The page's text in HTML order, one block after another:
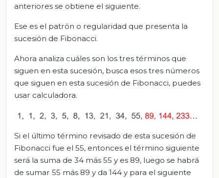
anteriores se obtiene el siguiente.
Ese es el patrón o regularidad que presenta la
sucesión de Fibonacci.
Ahora analiza cuáles son los tres términos que
siguen en esta sucesión, busca esos tres números
que siguen en esta sucesión de Fibonacci, puedes
usar calculadora.
Si el último término revisado de esta sucesión de
Fibonacci fue el 55, entonces el término siguiente
será la suma de 34 más 55 y es 89, luego se habrá
de sumar 55 más 89 y da 144 y para el siguiente